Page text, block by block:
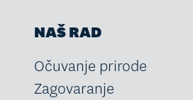
NAŠ RAD
Očuvanje prirode
Zagovaranje